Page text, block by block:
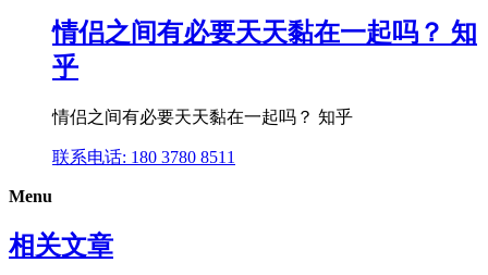
情侣之间有必要天天黏在一起吗？ 知
乎
情侣之间有必要天天黏在一起吗？ 知乎
联系电话: 180 3780 8511
Menu
相关文章